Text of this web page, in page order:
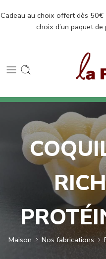
Cadeau au choix offert dès 50€
choix d’un paquet
Maison Nos fabrications